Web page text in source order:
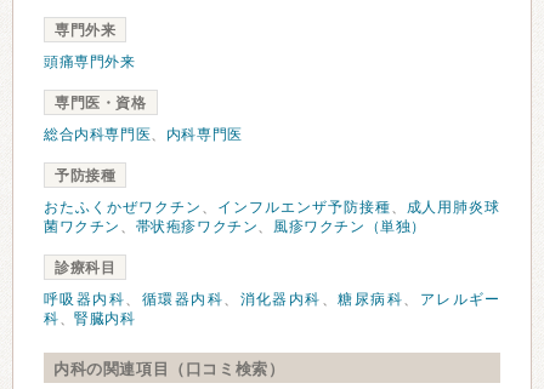
専門外来
頭痛専門外来
専門医・資格
総合内科専門医、 内科専門医
予防接種
おたふくかぜワクチン 、 インフルエンザ予防接種、
成人用肺炎球
菌ワクチン 、 帯状疱疹ワクチン、 風疹ワクチン（単独）
診療科目
呼吸器内科、 循環器内科、 消化器内科 、糖尿病科、 アレルギー
科、腎臓内科
内科の関連項目（口コミ検索）